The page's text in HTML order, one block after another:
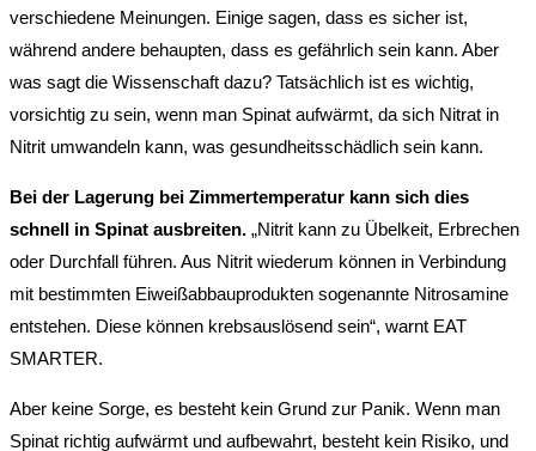
verschiedene Meinungen. Einige sagen, dass es sicher ist,
während andere behaupten, dass es gefährlich sein kann. Aber
was sagt die Wissenschaft dazu? Tatsächlich ist es wichtig,
vorsichtig zu sein, wenn man Spinat aufwärmt, da sich Nitrat in
Nitrit umwandeln kann, was gesundheitsschädlich sein kann.
Bei der Lagerung bei Zimmertemperatur kann sich dies
schnell in Spinat ausbreiten. „Nitrit kann zu Übelkeit, Erbrechen
oder Durchfall führen. Aus Nitrit wiederum können in Verbindung
mit bestimmten Eiweißabbauprodukten sogenannte Nitrosamine
entstehen. Diese können krebsauslösend sein“, warnt EAT
SMARTER.
Aber keine Sorge, es besteht kein Grund zur Panik. Wenn man
Spinat richtig aufwärmt und aufbewahrt, besteht kein Risiko, und